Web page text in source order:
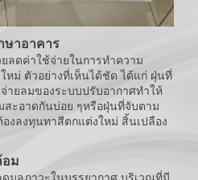
ษาอาคาร
ค่าใช้จ่ายในการทำความ
หม่ ตัวอย่างที่เห็นได้ชัด ได้แก่ ฝุ่นที่
ายลมของระบบปรับอากาศทำให้
สะอาดกันบ่อย ๆหรือฝุ่นที่จับตาม
งลงทุนทาสีตกแต่งใหม่ สิ้นเปลือง
ม